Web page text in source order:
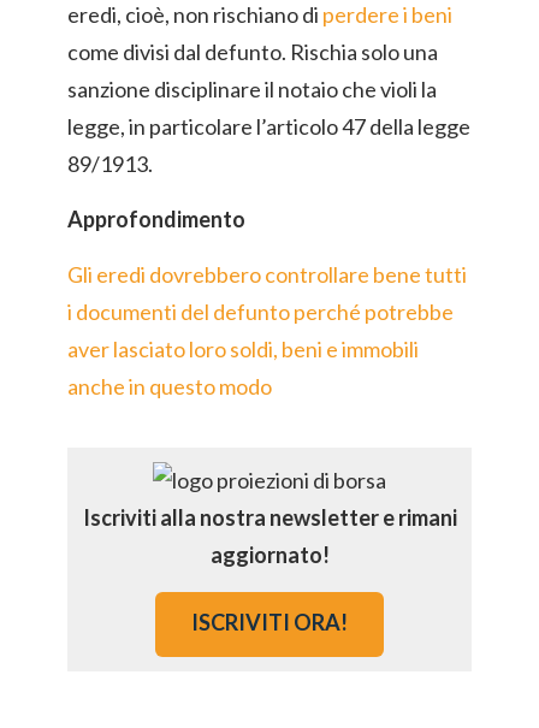
eredi, cioè, non rischiano di perdere i beni
come divisi dal defunto. Rischia solo una
sanzione disciplinare il notaio che violi la
legge, in particolare l’articolo 47 della legge
89/1913.
Approfondimento
Gli eredi dovrebbero controllare bene tutti
i documenti del defunto perché potrebbe
aver lasciato loro soldi, beni e immobili
anche in questo modo
Iscriviti alla nostra newsletter e rimani
aggiornato!
ISCRIVITI ORA!